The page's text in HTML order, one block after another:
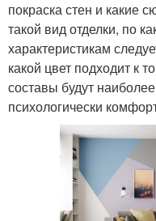
покраска стен и какие
такой вид отделки, по
характеристикам
какой цвет подходит к
составы будут
психологически